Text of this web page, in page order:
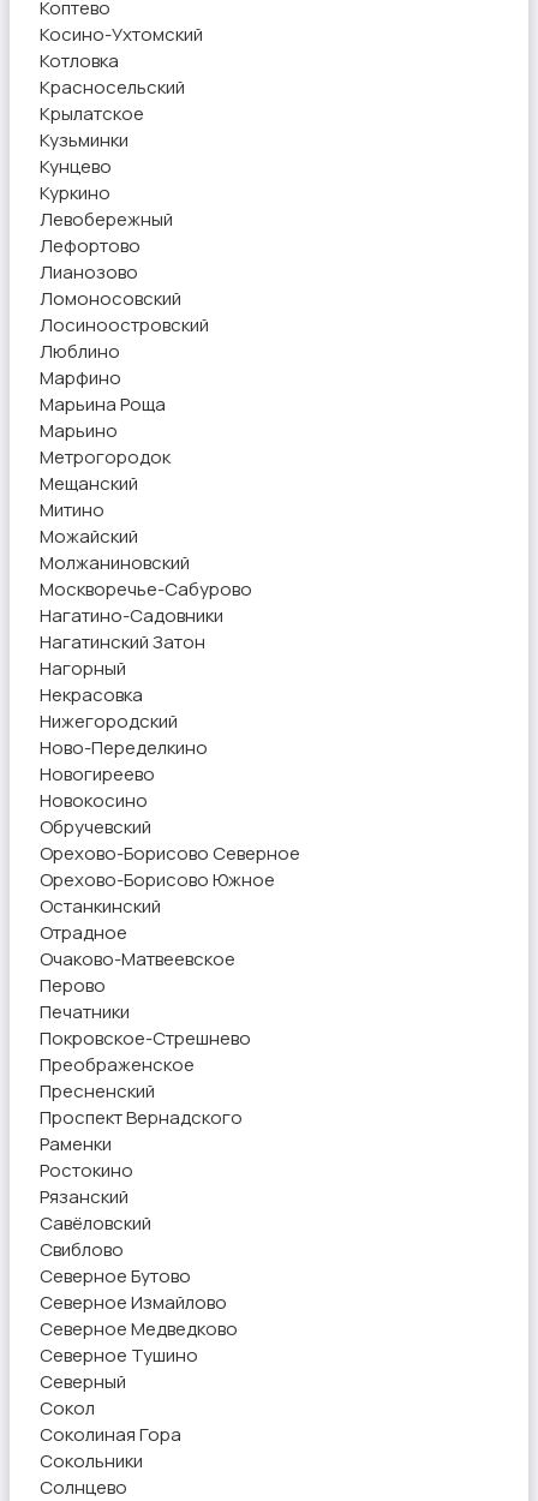
Коптево
Косино-Ухтомский
Котловка
Красносельский
Крылатское
Кузьминки
Кунцево
Куркино
Левобережный
Лефортово
Лианозово
Ломоносовский
Лосиноостровский
Люблино
Марфино
Марьина Роща
Марьино
Метрогородок
Мещанский
Митино
Можайский
Молжаниновский
Москворечье-Сабурово
Нагатино-Садовники
Нагатинский Затон
Нагорный
Некрасовка
Нижегородский
Ново-Переделкино
Новогиреево
Новокосино
Обручевский
Орехово-Борисово Северное
Орехово-Борисово Южное
Останкинский
Отрадное
Очаково-Матвеевское
Перово
Печатники
Покровское-Стрешнево
Преображенское
Пресненский
Проспект Вернадского
Раменки
Ростокино
Рязанский
Савёловский
Свиблово
Северное Бутово
Северное Измайлово
Северное Медведково
Северное Тушино
Северный
Сокол
Соколиная Гора
Сокольники
Солнцево